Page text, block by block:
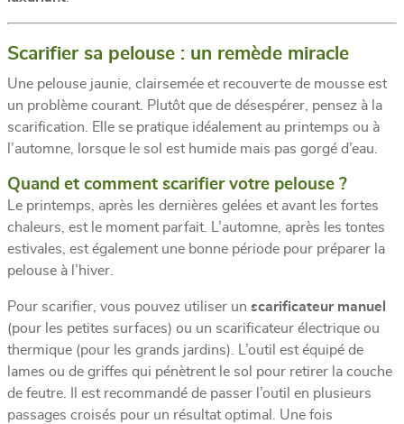
Scarifier sa pelouse : un remède miracle
Une pelouse jaunie, clairsemée et recouverte de mousse est
un problème courant. Plutôt que de désespérer, pensez à la
scarification. Elle se pratique idéalement au printemps ou à
l’automne, lorsque le sol est humide mais pas gorgé d’eau.
Quand et comment scarifier votre pelouse ?
Le printemps, après les dernières gelées et avant les fortes
chaleurs, est le moment parfait. L’automne, après les tontes
estivales, est également une bonne période pour préparer la
pelouse à l’hiver.
Pour scarifier, vous pouvez utiliser un scarificateur manuel
(pour les petites surfaces) ou un scarificateur électrique ou
thermique (pour les grands jardins). L’outil est équipé de
lames ou de griffes qui pénètrent le sol pour retirer la couche
de feutre. Il est recommandé de passer l’outil en plusieurs
passages croisés pour un résultat optimal. Une fois